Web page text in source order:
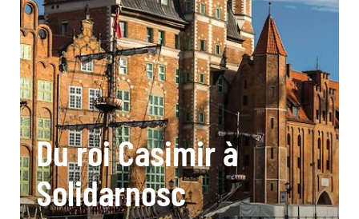
Du roi Casimir à
Solidarnosc